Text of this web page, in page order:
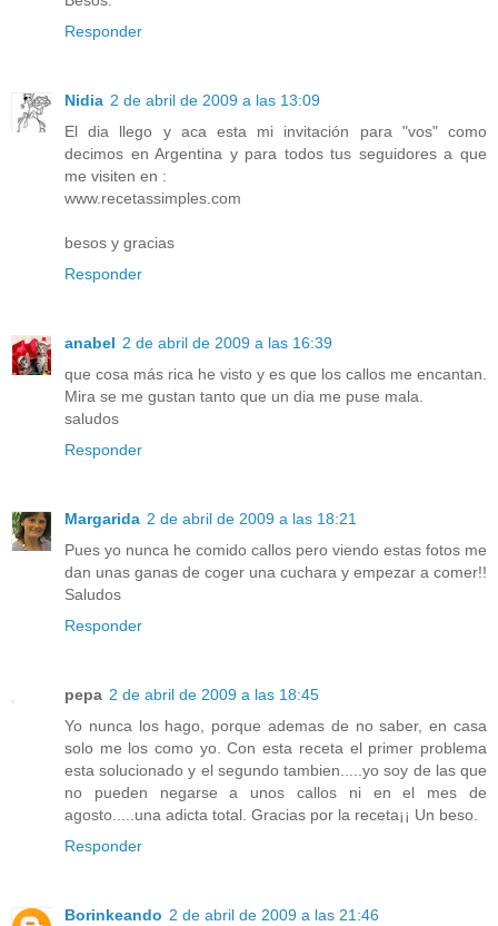
Responder
Nidia 2 de abril de 2009 a las 13:09
El dia llego y aca esta mi invitación para "vos" como
decimos en Argentina y para todos tus seguidores a que
me visiten en :
www.recetassimples.com
besos y gracias
Responder
anabel 2 de abril de 2009 a las 16:39
que cosa más rica he visto y es que los callos me encantan.
Mira se me gustan tanto que un dia me puse mala.
saludos
Responder
Margarida 2 de abril de 2009 a las 18:21
Pues yo nunca he comido callos pero viendo estas fotos me
dan unas ganas de coger una cuchara y empezar a comer!!
Saludos
Responder
pepa 2 de abril de 2009 a las 18:45
Yo nunca los hago, porque ademas de no saber, en casa
solo me los como yo. Con esta receta el primer problema
esta solucionado y el segundo tambien.....yo soy de las que
no pueden negarse a unos callos ni en el mes de
agosto.....una adicta total. Gracias por la receta¡¡ Un beso.
Responder
Borinkeando 2 de abril de 2009 a las 21:46